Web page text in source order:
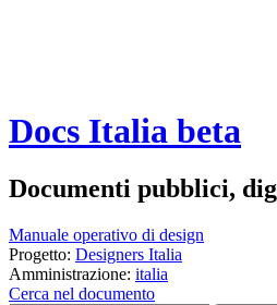
Docs Italia beta
Documenti pubblici,
Manuale operativo di design
Progetto: Designers Italia
Amministrazione: italia
Cerca nel documento